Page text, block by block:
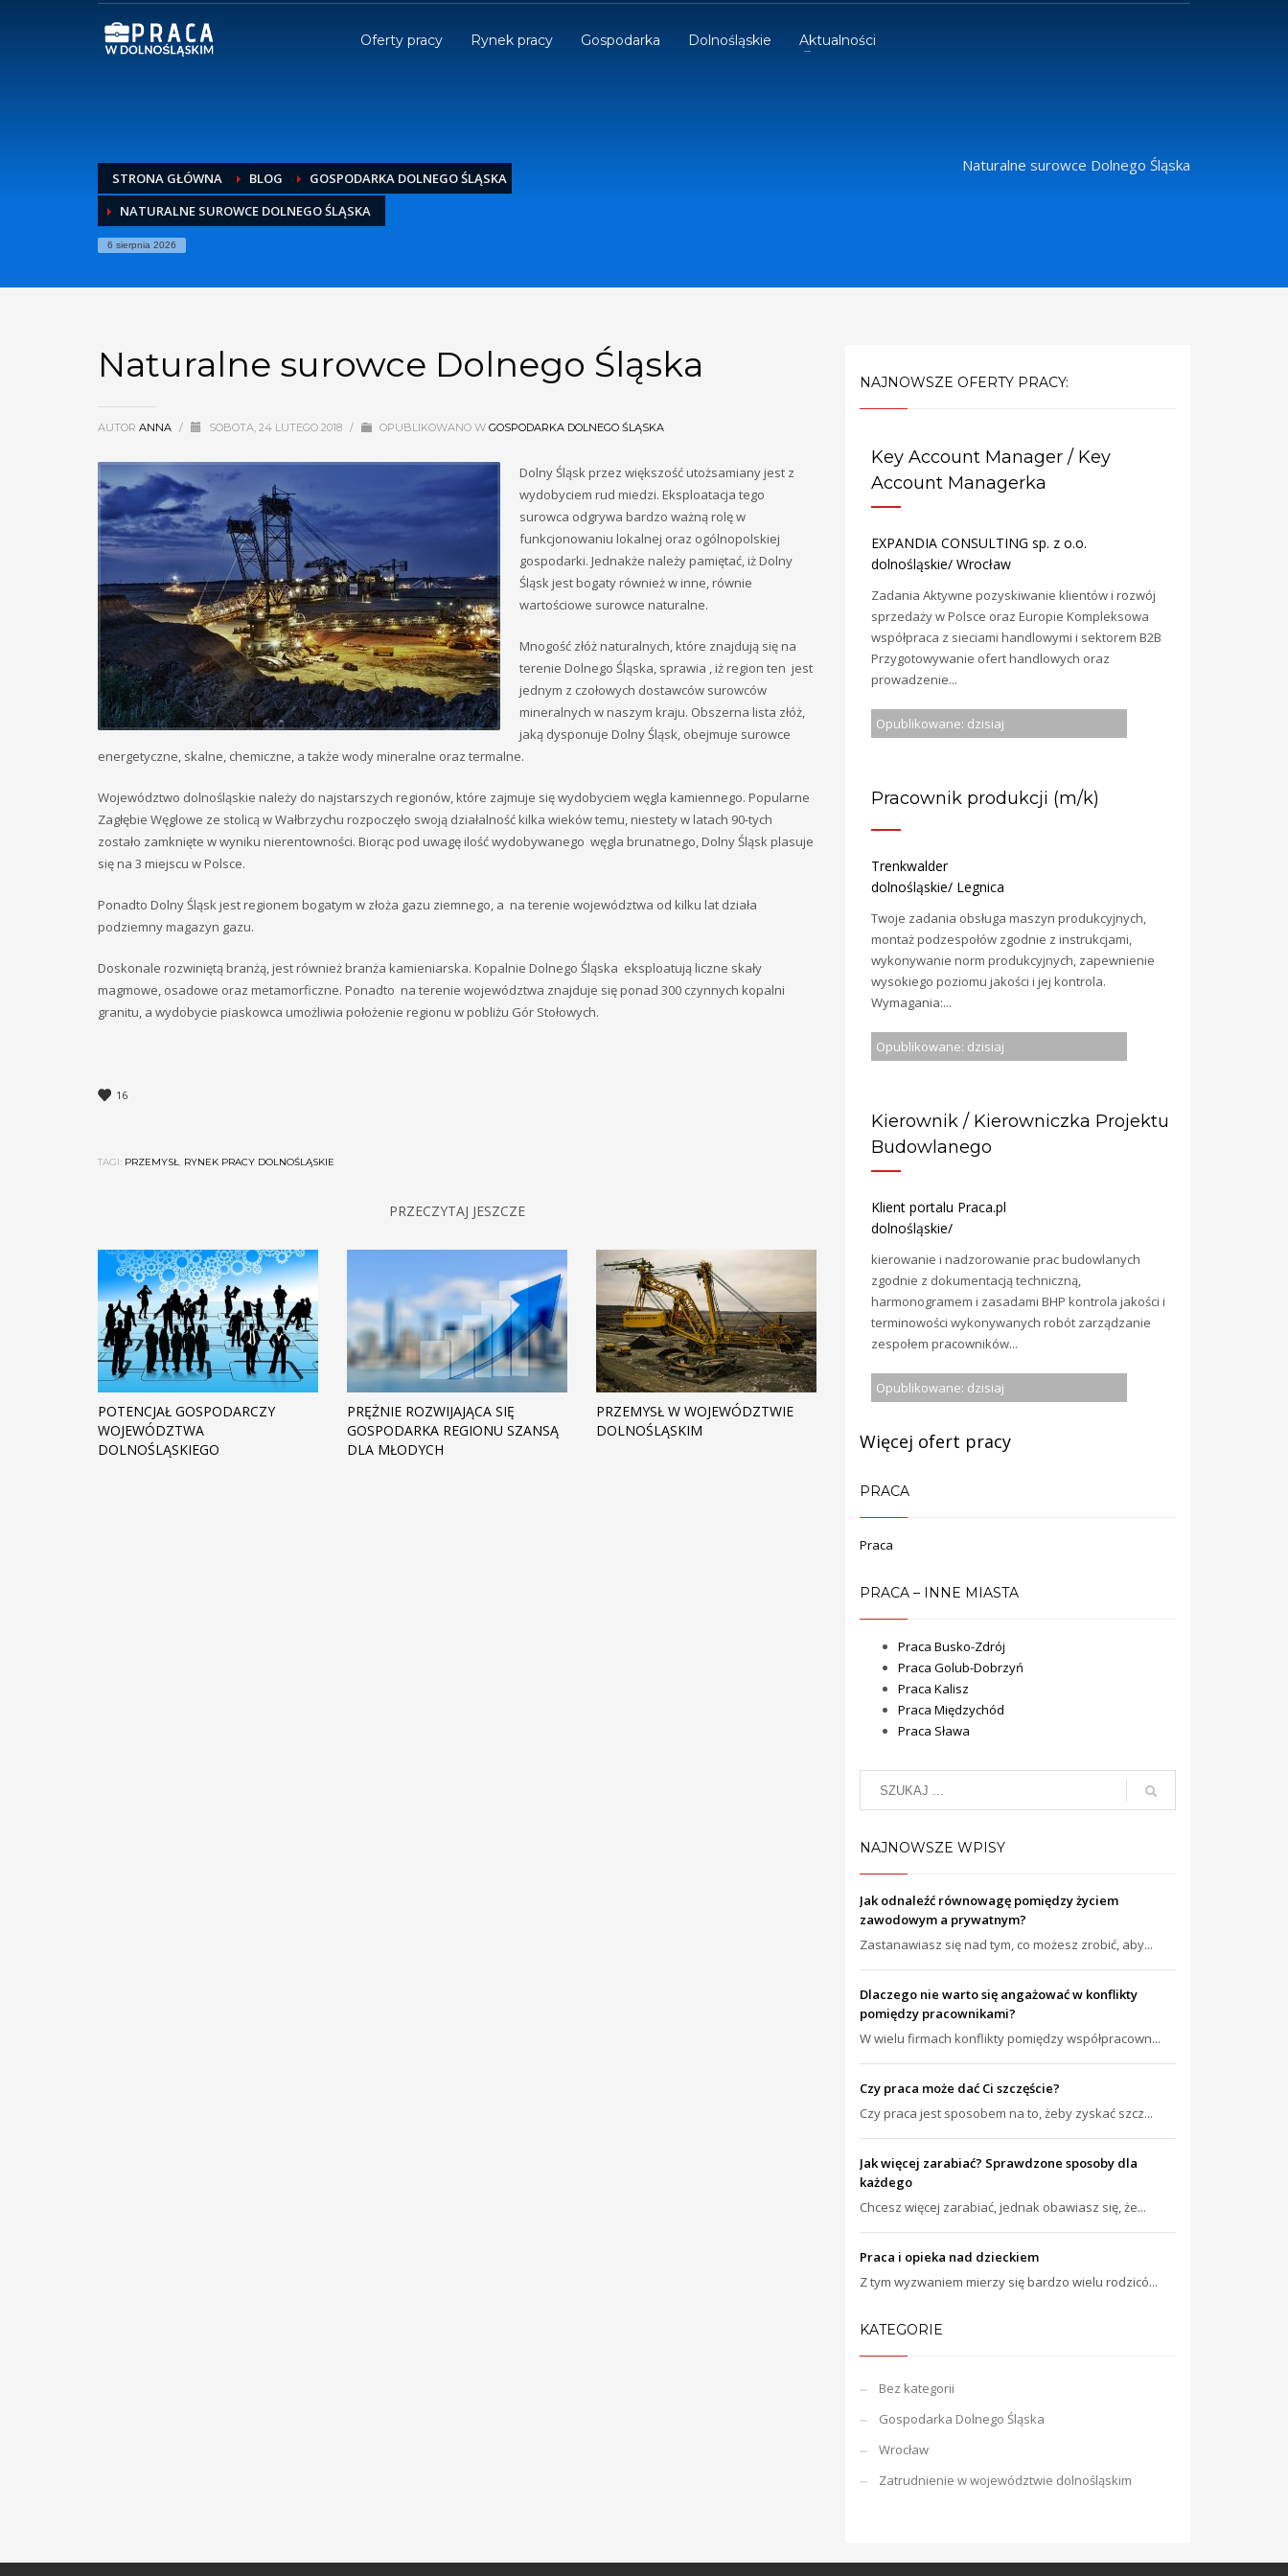
Oferty pracy Rynek pracy Gospodarka Dolnośląskie Aktualności
STRONA GŁÓWNA BLOG
GOSPODARKA DOLNEGO ŚLĄSKA
NATURALNE SUROWCE DOLNEGO ŚLĄSKA
6 sierpnia 2026
Naturalne surowce Dolnego Śląska
Naturalne surowce Dolnego Śląska
AUTOR ANNA / SOBOTA, 24 LUTEGO 2018 / OPUBLIKOWANO W GOSPODARKA DOLNEGO ŚLĄSKA
Dolny Śląsk przez większość utożsamiany jest z
wydobyciem rud miedzi. Eksploatacja tego
surowca odgrywa bardzo ważną rolę w
funkcjonowaniu lokalnej oraz ogólnopolskiej
gospodarki. Jednakże należy pamiętać, iż Dolny
Śląsk jest bogaty również w inne, równie
wartościowe surowce naturalne.
Mnogość złóż naturalnych, które znajdują się na
terenie Dolnego Śląska, sprawia , iż region ten jest
jednym z czołowych dostawców surowców
mineralnych w naszym kraju. Obszerna lista złóż,
jaką dysponuje Dolny Śląsk, obejmuje surowce
energetyczne, skalne, chemiczne, a także wody mineralne oraz termalne.
Województwo dolnośląskie należy do najstarszych regionów, które zajmuje się wydobyciem węgla kamiennego. Popularne
Zagłębie Węglowe ze stolicą w Wałbrzychu rozpoczęło swoją działalność kilka wieków temu, niestety w latach 90-tych
zostało zamknięte w wyniku nierentowności. Biorąc pod uwagę ilość wydobywanego węgla brunatnego, Dolny Śląsk plasuje
się na 3 miejscu w Polsce.
Ponadto Dolny Śląsk jest regionem bogatym w złoża gazu ziemnego, a na terenie województwa od kilku lat działa
podziemny magazyn gazu.
Doskonale rozwiniętą branżą, jest również branża kamieniarska. Kopalnie Dolnego Śląska eksploatują liczne skały
magmowe, osadowe oraz metamorficzne. Ponadto na terenie województwa znajduje się ponad 300 czynnych kopalni
granitu, a wydobycie piaskowca umożliwia położenie regionu w pobliżu Gór Stołowych.
16
TAGI: PRZEMYSŁ RYNEK PRACY DOLNOŚLĄSKIE
PRZECZYTAJ JESZCZE
POTENCJAŁ GOSPODARCZY
WOJEWÓDZTWA
DOLNOŚLĄSKIEGO
PRĘŻNIE ROZWIJAJĄCA SIĘ
GOSPODARKA REGIONU SZANSĄ
DLA MŁODYCH
PRZEMYSŁ W WOJEWÓDZTWIE
DOLNOŚLĄSKIM
NAJNOWSZE OFERTY PRACY:
Key Account Manager / Key
Account Managerka
EXPANDIA CONSULTING sp. z o.o.
dolnośląskie/ Wrocław
Zadania Aktywne pozyskiwanie klientów i rozwój
sprzedaży w Polsce oraz Europie Kompleksowa
współpraca z sieciami handlowymi i sektorem B2B
Przygotowywanie ofert handlowych oraz
prowadzenie...
Opublikowane: dzisiaj
Pracownik produkcji (m/k)
Trenkwalder
dolnośląskie/ Legnica
Twoje zadania obsługa maszyn produkcyjnych,
montaż podzespołów zgodnie z instrukcjami,
wykonywanie norm produkcyjnych, zapewnienie
wysokiego poziomu jakości i jej kontrola.
Wymagania:...
Opublikowane: dzisiaj
Kierownik / Kierowniczka Projektu
Budowlanego
Klient portalu Praca.pl
dolnośląskie/
kierowanie i nadzorowanie prac budowlanych
zgodnie z dokumentacją techniczną,
harmonogramem i zasadami BHP kontrola jakości i
terminowości wykonywanych robót zarządzanie
zespołem pracowników...
Opublikowane: dzisiaj
Więcej ofert pracy
PRACA
Praca
PRACA – INNE MIASTA
Praca Busko-Zdrój
Praca Golub-Dobrzyń
Praca Kalisz
Praca Międzychód
Praca Sława
NAJNOWSZE WPISY
Jak odnaleźć równowagę pomiędzy życiem
zawodowym a prywatnym?
Zastanawiasz się nad tym, co możesz zrobić, aby...
Dlaczego nie warto się angażować w konflikty
pomiędzy pracownikami?
W wielu firmach konflikty pomiędzy współpracown...
Czy praca może dać Ci szczęście?
Czy praca jest sposobem na to, żeby zyskać szcz...
Jak więcej zarabiać? Sprawdzone sposoby dla
każdego
Chcesz więcej zarabiać, jednak obawiasz się, że...
Praca i opieka nad dzieckiem
Z tym wyzwaniem mierzy się bardzo wielu rodzicó...
KATEGORIE
Bez kategorii
Gospodarka Dolnego Śląska
Wrocław
Zatrudnienie w województwie dolnośląskim